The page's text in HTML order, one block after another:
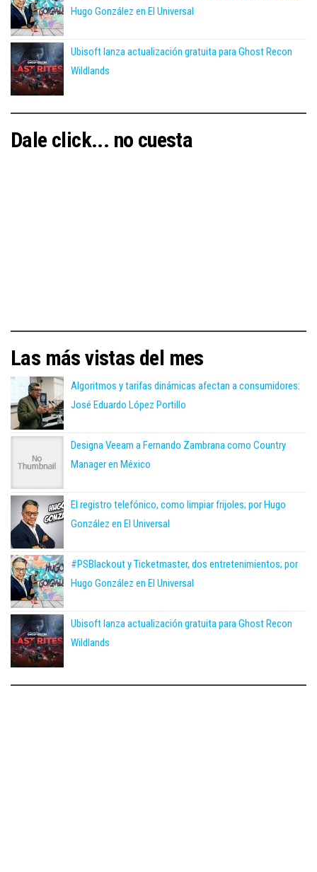
Hugo González en El Universal
Ubisoft lanza actualización gratuita para Ghost Recon
Wildlands
Dale click... no cuesta
Las más vistas del mes
Algoritmos y tarifas dinámicas afectan a consumidores:
José Eduardo López Portillo
Designa Veeam a Fernando Zambrana como Country
Manager en México
El registro telefónico, como limpiar frijoles; por Hugo
González en El Universal
#PSBlackout y Ticketmaster, dos entretenimientos; por
Hugo González en El Universal
Ubisoft lanza actualización gratuita para Ghost Recon
Wildlands